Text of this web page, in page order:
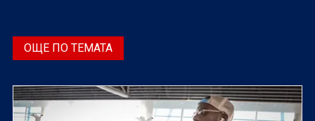
ОЩЕ ПО ТЕМАТА